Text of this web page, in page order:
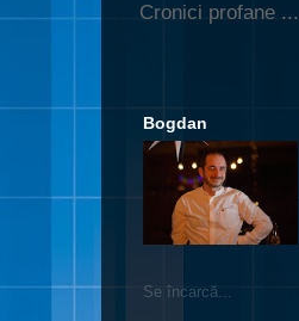
Cronici profane
Bogdan
Se încarcă...